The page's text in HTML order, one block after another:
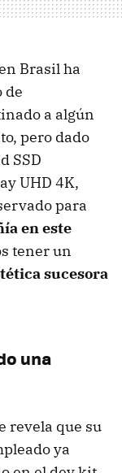
Brasil ha
de
a algún
pero dado
SSD
UHD 4K,
para
en este
tener un
sucesora
una
revela que su
ya